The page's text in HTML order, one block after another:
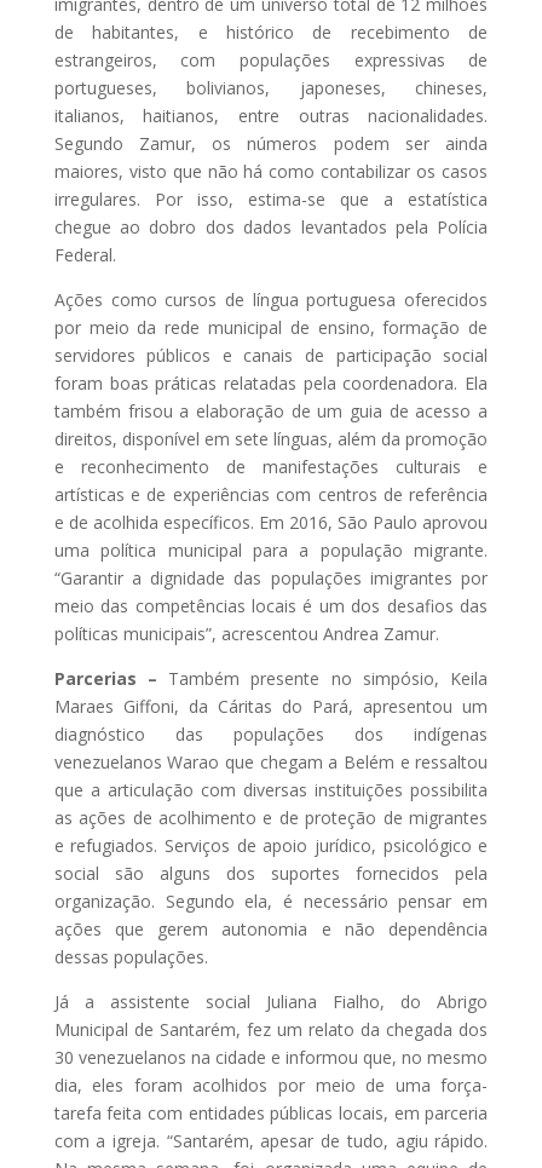
imigrantes, dentro de um universo total de 12 milhões
de habitantes, e histórico de recebimento de
estrangeiros, com populações expressivas de
portugueses, bolivianos, japoneses, chineses,
italianos, haitianos, entre outras nacionalidades.
Segundo Zamur, os números podem ser ainda
maiores, visto que não há como contabilizar os casos
irregulares. Por isso, estima-se que a estatística
chegue ao dobro dos dados levantados pela Polícia
Federal.
Ações como cursos de língua portuguesa oferecidos
por meio da rede municipal de ensino, formação de
servidores públicos e canais de participação social
foram boas práticas relatadas pela coordenadora. Ela
também frisou a elaboração de um guia de acesso a
direitos, disponível em sete línguas, além da promoção
e reconhecimento de manifestações culturais e
artísticas e de experiências com centros de referência
e de acolhida específicos. Em 2016, São Paulo aprovou
uma política municipal para a população migrante.
“Garantir a dignidade das populações imigrantes por
meio das competências locais é um dos desafios das
políticas municipais”, acrescentou Andrea Zamur.
Parcerias – Também presente no simpósio, Keila
Maraes Giffoni, da Cáritas do Pará, apresentou um
diagnóstico das populações dos indígenas
venezuelanos Warao que chegam a Belém e ressaltou
que a articulação com diversas instituições possibilita
as ações de acolhimento e de proteção de migrantes
e refugiados. Serviços de apoio jurídico, psicológico e
social são alguns dos suportes fornecidos pela
organização. Segundo ela, é necessário pensar em
ações que gerem autonomia e não dependência
dessas populações.
Já a assistente social Juliana Fialho, do Abrigo
Municipal de Santarém, fez um relato da chegada dos
30 venezuelanos na cidade e informou que, no mesmo
dia, eles foram acolhidos por meio de uma força-
tarefa feita com entidades públicas locais, em parceria
com a igreja. “Santarém, apesar de tudo, agiu rápido.